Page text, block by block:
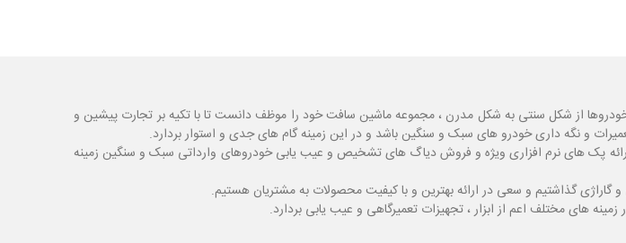
از شکل سنتی به شکل مدرن ، مجموعه ماشین سافت خود را موظف دانست تا با تکیه بر تجارت پیشین و
و نگه داری خودرو های سبک و سنگین باشد و در این زمینه گام های جدی و استوار بردارد.
پک های نرم افزاری ویژه و فروش دیاگ های تشخیص و عیب یابی خودروهای وارداتی سبک و سنگین زمینه
گاراژی گذاشتیم و سعی در ارائه بهترین و با کیفیت محصولات به مشتریان هستیم.